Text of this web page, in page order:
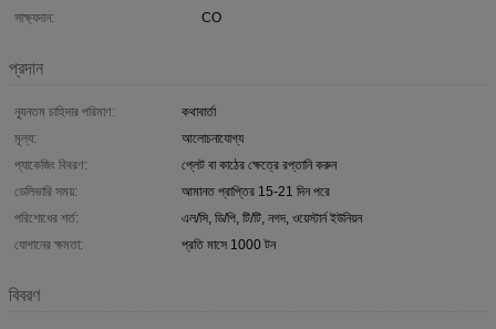
সাক্ষ্যদান:
CO
প্রদান
ন্যূনতম চাহিদার পরিমাণ:
কথাবার্তা
মূল্য:
আলোচনাযোগ্য
প্যাকেজিং বিবরণ:
প্লেট বা কাঠের ক্ষেত্রে রপ্তানি করুন
ডেলিভারি সময়:
আমানত প্রাপ্তির 15-21 দিন পরে
পরিশোধের শর্ত:
এল/সি, ডি/পি, টি/টি, নগদ, ওয়েস্টার্ন ইউনিয়ন
যোগানের ক্ষমতা:
প্রতি মাসে 1000 টন
বিবরণ